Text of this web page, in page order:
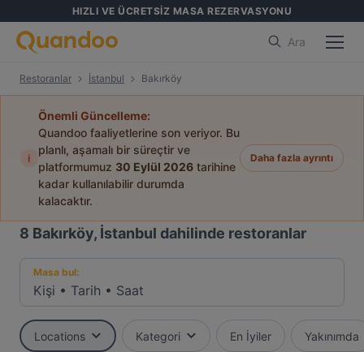
HIZLI VE ÜCRETSİZ MASA REZERVASYONU
Ara
Restoranlar İstanbul Bakırköy
i
Önemli Güncelleme:
Quandoo faaliyetlerine son veriyor. Bu
planlı, aşamalı bir süreçtir ve
platformumuz 30 Eylül 2026 tarihine
kadar kullanılabilir durumda
kalacaktır.
Daha fazla ayrıntı
8 Bakırköy, İstanbul dahilinde restoranlar
Masa bul:
Kişi • Tarih • Saat
Locations Kategori En İyiler Yakınımda